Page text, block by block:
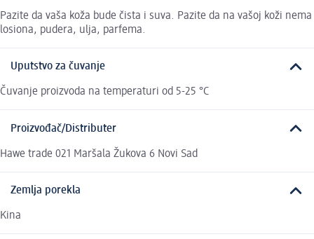
Pazite da vaša koža bude čista i suva. Pazite da na vašoj koži nema
losiona, pudera, ulja, parfema.
Uputstvo za čuvanje
Čuvanje proizvoda na temperaturi od 5-25 °C
Proizvođač/Distributer
Hawe trade 021 Maršala Žukova 6 Novi Sad
Zemlja porekla
Kina